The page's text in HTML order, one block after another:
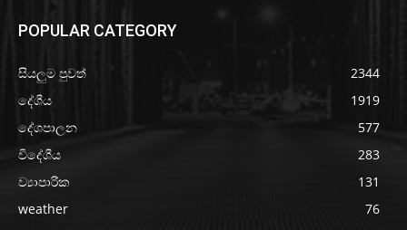
POPULAR CATEGORY
සියලුම පුවත්
2344
දේශීය
1919
දේශපාලන
577
විදේශීය
283
ව්‍යාපාරික
131
weather
76